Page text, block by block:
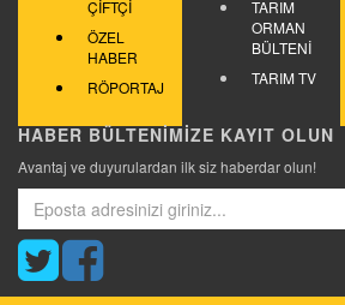
ÇİFTÇİ
ÖZEL
HABER
RÖPORTAJ
TARIM
ORMAN
BÜLTENİ
TARIM TV
HABER BÜLTENİMİZE KAYIT OLUN
Avantaj ve duyurulardan ilk siz haberdar olun!